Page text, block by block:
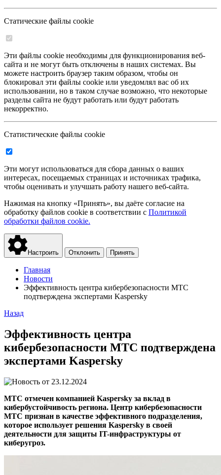
Статические файлы cookie
Эти файлы cookie необходимы для функционирования веб-
сайта и не могут быть отключены в наших системах. Вы
можете настроить браузер таким образом, чтобы он
блокировал эти файлы cookie или уведомлял вас об их
использовании, но в таком случае возможно, что некоторые
разделы сайта не будут работать или будут работать
некорректно.
Статистические файлы cookie
Эти могут использоваться для сбора данных о ваших
интересах, посещаемых страницах и источниках трафика,
чтобы оценивать и улучшать работу нашего веб-сайта.
Нажимая на кнопку «Принять», вы даёте согласие на
обработку файлов cookie в соответствии с Политикой
обработки файлов cookie.
Настроить Отклонить Принять
Главная
Новости
Эффективность центра кибербезопасности МТС
подтверждена экспертами Kaspersky
Назад
Эффективность центра
кибербезопасности МТС подтверждена
экспертами Kaspersky
23.12.2024
МТС отмечен компанией Kaspersky за вклад в
кибербустойчивость региона. Центр кибербезопасности
МТС признан в качестве эффективного подразделения,
которое использует решения Kaspersky в своей
деятельности для защиты IT-инфраструктуры от
киберугроз.